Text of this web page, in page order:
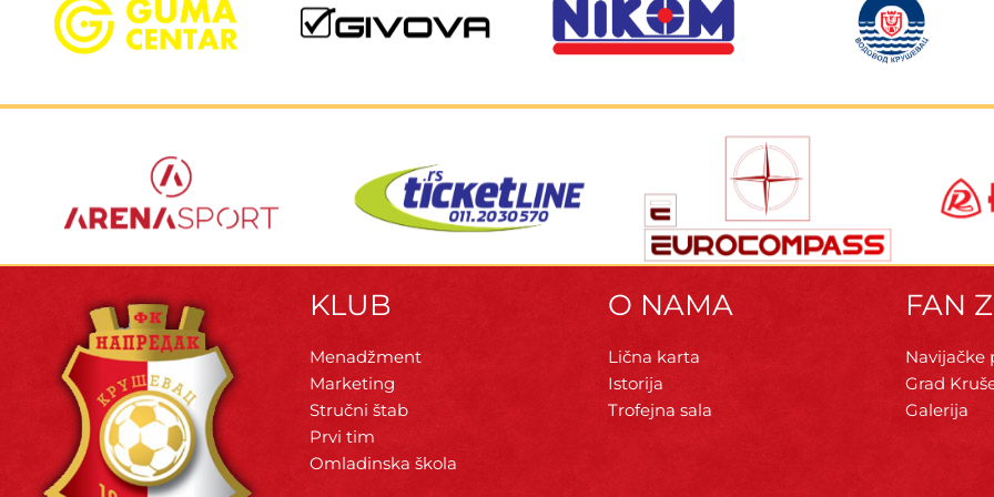
KLUB
Menadžment
Marketing
Stručni štab
Prvi tim
Omladinska škola
O NAMA
Lična karta
Istorija
Trofejna sala
FAN
Navijačke
Grad
Galerija